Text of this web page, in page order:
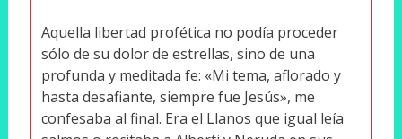
Aquella libertad profética no podía proceder
sólo de su dolor de estrellas, sino de una
profunda y meditada fe: «Mi tema, aflorado y
hasta desafiante, siempre fue Jesús», me
confesaba al final. Era el Llanos que igual leía